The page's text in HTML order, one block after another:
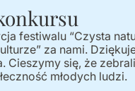
festiwalu “Czysta
za nami.
Cieszymy się, że
młodych ludzi.